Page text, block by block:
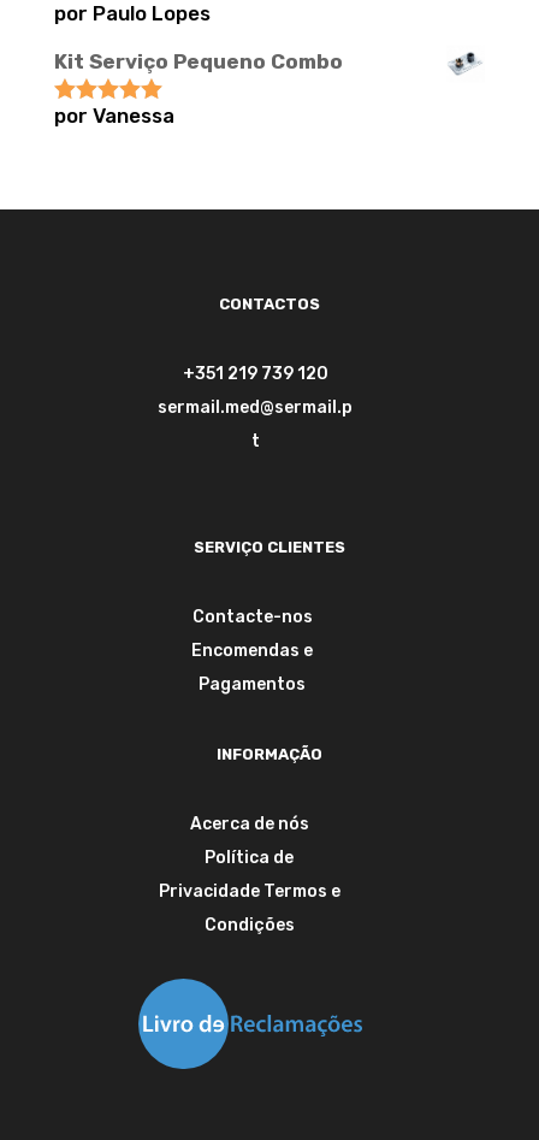
Avaliação5
por Paulo Lopes
Kit Serviço Pequeno Combo
Avaliação5
por Vanessa
CONTACTOS
+351 219 739 120
sermail.med@sermail.p
t
SERVIÇO CLIENTES
Contacte-nos
Encomendas e
Pagamentos
INFORMAÇÃO
Acerca de nós
Política de
Privacidade Termos e
Condições